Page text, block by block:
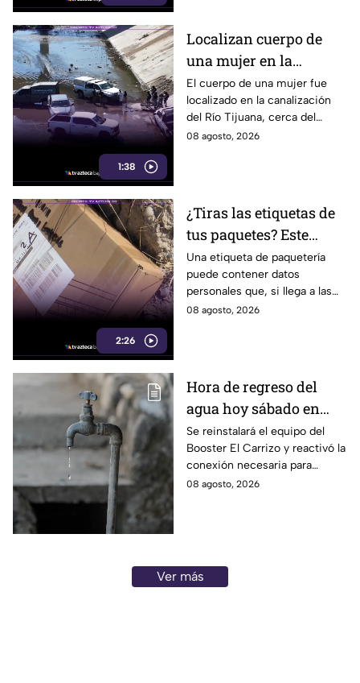
1:38
Localizan cuerpo de
una mujer en la
canalización del Río
Tijuana; presentaba
quemaduras
El cuerpo de una mujer fue
localizado en la canalización
del Río Tijuana, cerca del
cruce fronterizo, durante la
08 agosto, 2026
2:26
¿Tiras las etiquetas de
tus paquetes? Este
pequeño descuido
podría ponerte en
riesgo en Tijuana
Una etiqueta de paquetería
puede contener datos
personales que, si llega a las
manos equivocadas, podrían
08 agosto, 2026
Hora de regreso del
agua hoy sábado en
Tijuana tras el corte de
las 150 colonias
Se reinstalará el equipo del
Booster El Carrizo y reactivó la
conexión necesaria para
normalizar el agua en Tijuana
08 agosto, 2026
Ver más